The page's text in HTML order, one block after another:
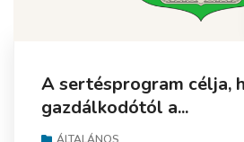
A sertésprogram célja,
gazdálkodótól a...